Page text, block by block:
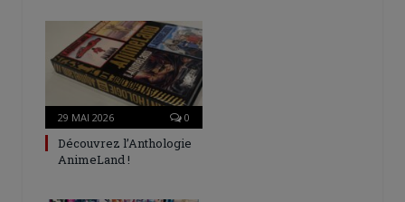
29 MAI 2026 0
Découvrez l’Anthologie
AnimeLand !